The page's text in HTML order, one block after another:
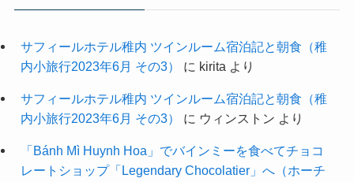
サフィールホテル稚内 ツインルーム宿泊記と朝食（稚
内小旅行2023年6月 その3）
に kirita より
サフィールホテル稚内 ツインルーム宿泊記と朝食（稚
内小旅行2023年6月 その3）
に ウィンストン より
「Bánh Mì Huynh Hoa」でバインミーを食べてチョコ
レートショップ「Legendary Chocolatier」へ（ホーチ